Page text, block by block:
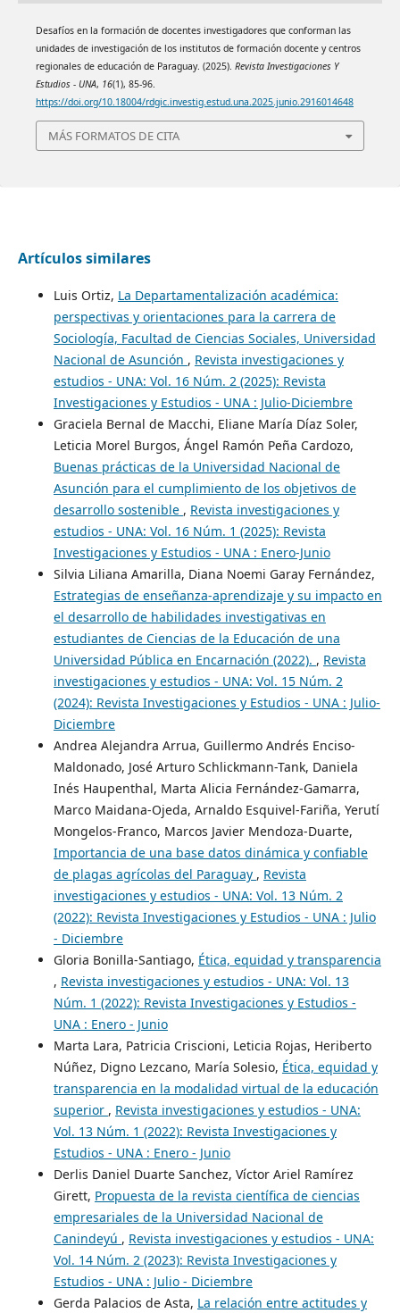
Desafíos en la formación de docentes investigadores que conforman las
unidades de investigación de los institutos de formación docente y centros
regionales de educación de Paraguay. (2025). Revista Investigaciones Y
Estudios - UNA, 16(1), 85-96.
https://doi.org/10.18004/rdgic.investig.estud.una.2025.junio.2916014648
MÁS FORMATOS DE CITA
Artículos similares
Luis Ortiz, La Departamentalización académica:
perspectivas y orientaciones para la carrera de
Sociología, Facultad de Ciencias Sociales, Universidad
Nacional de Asunción , Revista investigaciones y
estudios - UNA: Vol. 16 Núm. 2 (2025): Revista
Investigaciones y Estudios - UNA : Julio-Diciembre
Graciela Bernal de Macchi, Eliane María Díaz Soler,
Leticia Morel Burgos, Ángel Ramón Peña Cardozo,
Buenas prácticas de la Universidad Nacional de
Asunción para el cumplimiento de los objetivos de
desarrollo sostenible , Revista investigaciones y
estudios - UNA: Vol. 16 Núm. 1 (2025): Revista
Investigaciones y Estudios - UNA : Enero-Junio
Silvia Liliana Amarilla, Diana Noemi Garay Fernández,
Estrategias de enseñanza-aprendizaje y su impacto en
el desarrollo de habilidades investigativas en
estudiantes de Ciencias de la Educación de una
Universidad Pública en Encarnación (2022). , Revista
investigaciones y estudios - UNA: Vol. 15 Núm. 2
(2024): Revista Investigaciones y Estudios - UNA : Julio-
Diciembre
Andrea Alejandra Arrua, Guillermo Andrés Enciso-
Maldonado, José Arturo Schlickmann-Tank, Daniela
Inés Haupenthal, Marta Alicia Fernández-Gamarra,
Marco Maidana-Ojeda, Arnaldo Esquivel-Fariña, Yerutí
Mongelos-Franco, Marcos Javier Mendoza-Duarte,
Importancia de una base datos dinámica y confiable
de plagas agrícolas del Paraguay , Revista
investigaciones y estudios - UNA: Vol. 13 Núm. 2
(2022): Revista Investigaciones y Estudios - UNA : Julio
- Diciembre
Gloria Bonilla-Santiago, Ética, equidad y transparencia
, Revista investigaciones y estudios - UNA: Vol. 13
Núm. 1 (2022): Revista Investigaciones y Estudios -
UNA : Enero - Junio
Marta Lara, Patricia Criscioni, Leticia Rojas, Heriberto
Núñez, Digno Lezcano, María Solesio, Ética, equidad y
transparencia en la modalidad virtual de la educación
superior , Revista investigaciones y estudios - UNA:
Vol. 13 Núm. 1 (2022): Revista Investigaciones y
Estudios - UNA : Enero - Junio
Derlis Daniel Duarte Sanchez, Víctor Ariel Ramírez
Girett, Propuesta de la revista científica de ciencias
empresariales de la Universidad Nacional de
Canindeyú , Revista investigaciones y estudios - UNA:
Vol. 14 Núm. 2 (2023): Revista Investigaciones y
Estudios - UNA : Julio - Diciembre
Gerda Palacios de Asta, La relación entre actitudes y